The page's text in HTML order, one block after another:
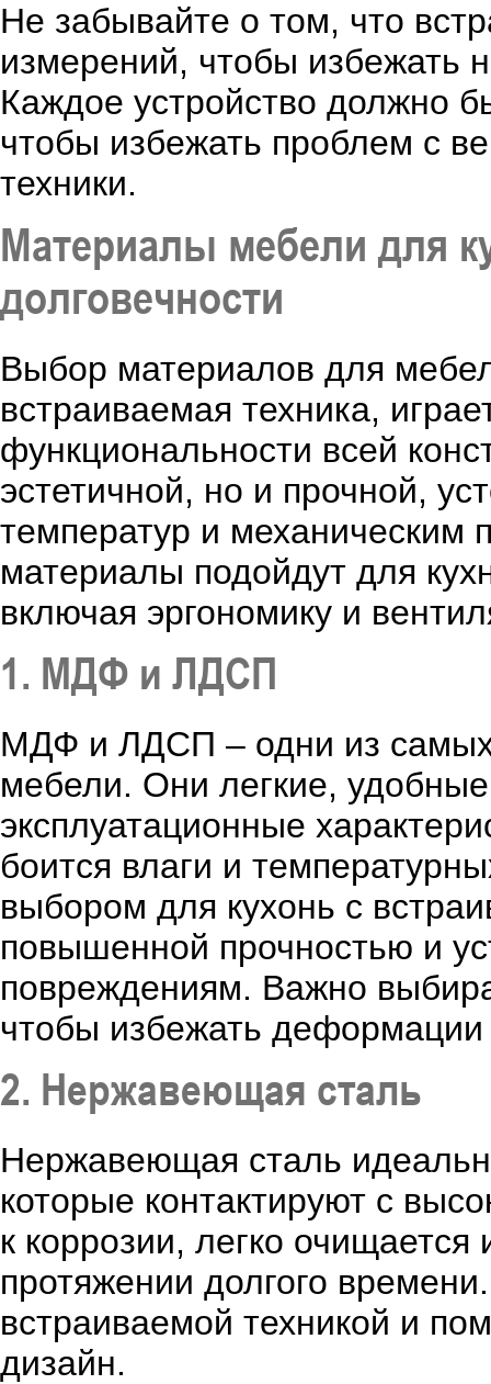
Не забывайте о том, что
измерений, чтобы избежать
Каждое устройство должно
чтобы избежать проблем с
техники.
Материалы мебели для
долговечности
Выбор материалов для
встраиваемая техника,
функциональности всей
эстетичной, но и прочной,
температур и механическим
материалы подойдут для
включая эргономику и
1. МДФ и ЛДСП
МДФ и ЛДСП – одни из самых
мебели. Они легкие,
эксплуатационные
боится влаги и
выбором для кухонь с
повышенной прочностью и
повреждениям. Важно
чтобы избежать деформации
2. Нержавеющая сталь
Нержавеющая сталь
которые контактируют с
к коррозии, легко
протяжении долгого
встраиваемой техникой и
дизайн.